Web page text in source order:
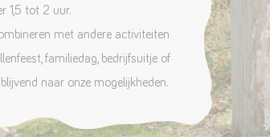
1,5 tot 2 uur.
met andere activiteiten
familiedag, bedrijfsuitje of
naar onze mogelijkheden.